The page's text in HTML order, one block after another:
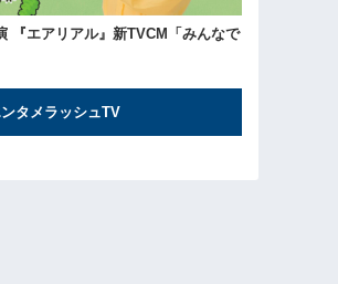
『エアリアル』新TVCM「みんなで
タメラッシュTV